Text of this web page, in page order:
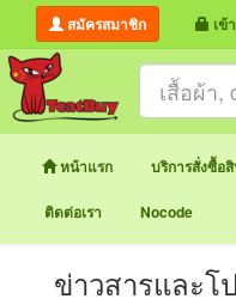
สมัครสมาชิก เข้
หน้าแรก บริการสั่งซื้อ
ติดต่อเรา Nocode
ข่าวสารและโ